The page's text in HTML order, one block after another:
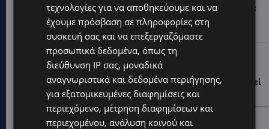
ΚΑΤΑΓΓΕΛΙΑ: Για άνδρα που φέρεται να παρενοχλούσε
γυναίκες στο Δασούδι – Σε εξέλιξη οι αστυνομικές
έρευνες
UPDATES
ΛΕΥΚΩΣΙΑ: Γιατί ένας 16χρονος φέρεται να έβαλε
φωτιά σε ιστορική μπυραρία – Η Αστυνομία αναζητεί
το κίνητρο
UPDATES
τεχνολογίες για να αποθηκεύουμε και να
έχουμε πρόσβαση σε πληροφορίες στη
συσκευή σας και να επεξεργαζόμαστε
προσωπικά δεδομένα, όπως τη
διεύθυνση IP σας, μοναδικά
αναγνωριστικά και δεδομένα περιήγησης,
για εξατομικευμένες διαφημίσεις και
περιεχόμενο, μέτρηση διαφημίσεων και
περιεχομένου, ανάλυση κοινού και